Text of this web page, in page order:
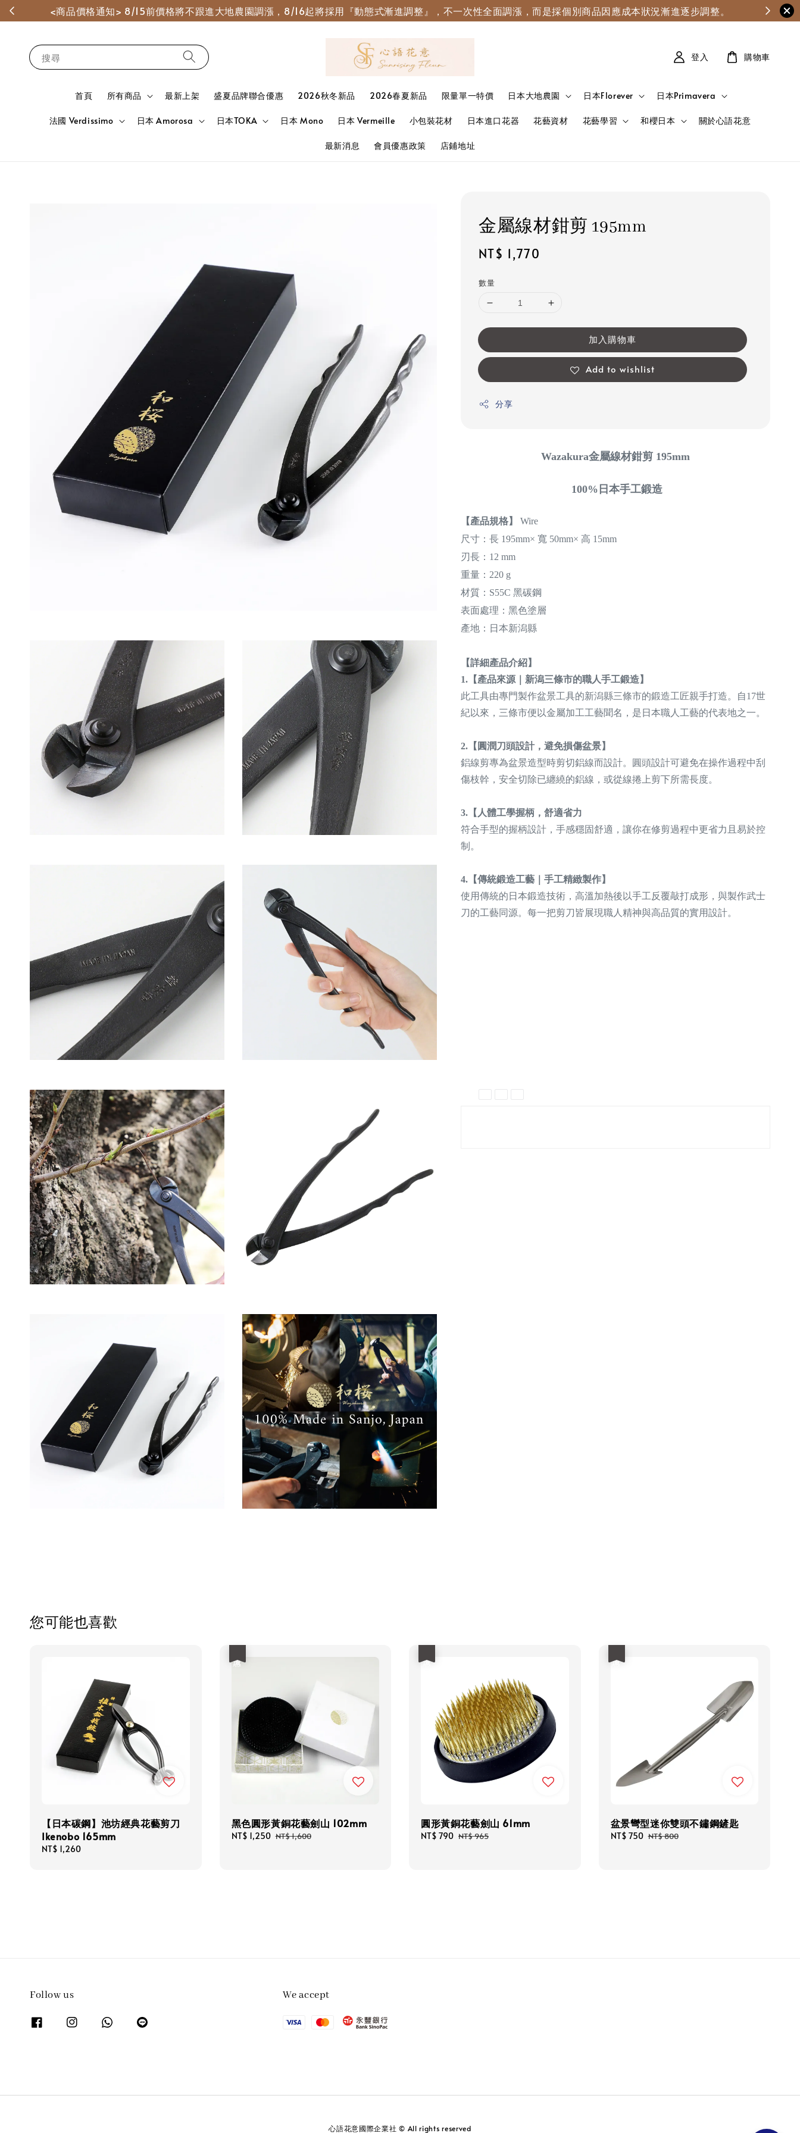
<商品價格通知> 8/15前價格將不跟進大地農園調漲，8/16起將採用『動態式漸進調整』，不一次性全面調漲，而是採個別商品因應成本狀況漸進逐步調整。
搜尋
首頁 所有商品 最新上架 盛夏品牌聯合優惠 2026秋冬新品 2026春夏新品 限量單一特價 日本大地農園 日本Florever 日本Primavera
法國 Verdissimo 日本 Amorosa 日本TOKA 日本 Mono 日本 Vermeille 小包裝花材 日本進口花器 花藝資材 花藝學習 和櫻日本 關於心語花意
最新消息 會員優惠政策 店鋪地址
登入 購物車
金屬線材鉗剪 195mm
Regular
NT$ 1,770
數量
加入購物車
Add to wishlist
分享
Wazakura金屬線材鉗剪 195mm
100%日本手工鍛造
【產品規格】
Wire
尺寸：長 195mm× 寬 50mm× 高 15mm
刃長：12 mm
重量：220 g
材質：S55C 黑碳鋼
表面處理：黑色塗層
產地： 日本新潟縣
【詳細產品介紹】
1. 【產品來源｜新潟三條市的職人手工鍛造】
此工具由專門製作盆景工具的新潟縣三條市的鍛造工匠親手打造。自17世
紀以來，三條市便以金屬加工工藝聞名，是日本職人工藝的代表地之一。
2.【圓潤刀頭設計，避免損傷盆景】
鋁線剪專為盆景造型時剪切鋁線而設計。圓頭設計可避免在操作過程中刮
傷枝幹，安全切除已纏繞的鋁線，或從線捲上剪下所需長度。
3.【人體工學握柄，舒適省力
符合手型的握柄設計，手感穩固舒適，讓你在修剪過程中更省力且易於控
制。
4.【傳統鍛造工藝｜手工精緻製作】
使用傳統的日本鍛造技術，高溫加熱後以手工反覆敲打成形，與製作武士
刀的工藝同源。每一把剪刀皆展現職人精神與高品質的實用設計。
您可能也喜歡
【日本碳鋼】池坊經典花藝剪刀
Ikenobo 165mm
Regular
NT$ 1,260
黑色圓形黃銅花藝劍山 102mm
Sale
NT$ 1,250 Regular
NT$ 1,600
圓形黃銅花藝劍山 61mm
Sale
NT$ 790 Regular
NT$ 965
盆景彎型迷你雙頭不鏽鋼鏟匙
Sale
NT$ 750 Regular
NT$ 800
Follow us We accept
心語花意國際企業社 © All rights reserved